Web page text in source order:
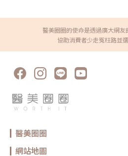
先對！★溫馨提醒★小編要提醒大家，醫療
程都伴隨著風險。因此，作為消費者應該
安全與健康。
鳳凰電波偏向輪廓拉提與深層緊實。選擇
療程定位不同，並非互相取代關係。若主
波可能適合；若主要需求是明顯輪廓拉提
雙電波適合年輕人嗎？若已開始出現膚質
雙電波可作為早期保養型選項。不過仍建
保養方式、能量設定與個人體質不同而有
果，通常需要定期保養。Q5：做完電波可
期不長，但實際仍需依個人膚況與療程反
護。選對療程，比跟風更重要無雙電波與
膚質與自然緊緻，後者則更聚焦在輪廓拉
較厲害」，不如先釐清自己最在意的是膚
時，也建議選擇原廠認證或合法合格的醫
為原廠正貨，以及操作人員是否具備相關
合自己的選擇。建議在施作前，先與專業
醫美圈圈的使命是透過廣大網
協助消費者少走冤枉路並
醫美圈圈
網站地圖